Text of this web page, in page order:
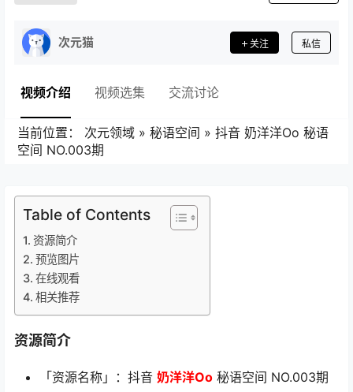
次元猫 关注 私信
视频介绍 视频选集 交流讨论
当前位置： 次元领域 » 秘语空间 » 抖音 奶洋洋Oo 秘语
空间 NO.003期
Table of Contents
资源简介
预览图片
在线观看
相关推荐
资源简介
「资源名称」：抖音 奶洋洋Oo 秘语空间 NO.003期